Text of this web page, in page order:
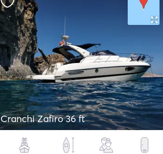
Cranchi Zafiro 36 ft